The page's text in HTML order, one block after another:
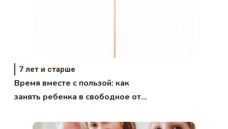
7 лет и старше
Время вместе с пользой: как
занять ребенка в свободное от